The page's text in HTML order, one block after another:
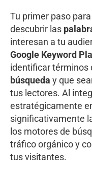
Tu primer paso
descubrir las
interesan a tu
Google Keyword
identificar términos
búsqueda y que
tus lectores. Al
estratégicamente
significativamente
los motores de
tráfico orgánico y
tus visitantes.